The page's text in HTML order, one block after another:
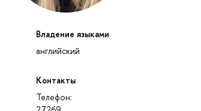
Владение языками
английский
Контакты
Телефон: